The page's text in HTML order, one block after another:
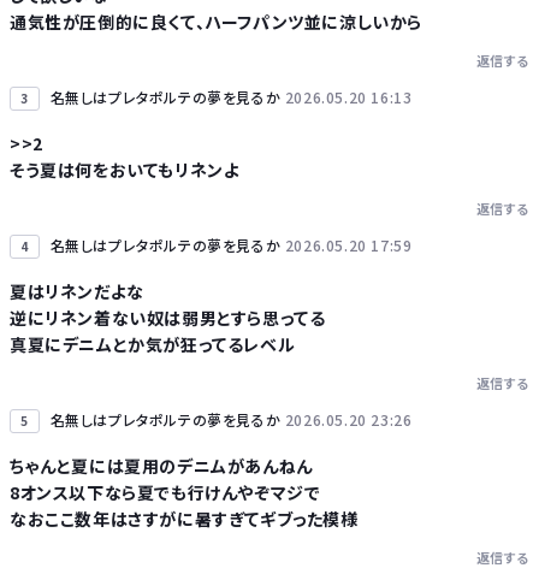
通気性が圧倒的に良くて、ハーフパンツ並に涼しいから
返信する
3 名無しはプレタポルテの夢を見るか 2026.05.20 16:13
>>2
そう夏は何をおいてもリネンよ
返信する
4 名無しはプレタポルテの夢を見るか 2026.05.20 17:59
夏はリネンだよな
逆にリネン着ない奴は弱男とすら思ってる
真夏にデニムとか気が狂ってるレベル
返信する
5 名無しはプレタポルテの夢を見るか 2026.05.20 23:26
ちゃんと夏には夏用のデニムがあんねん
8オンス以下なら夏でも行けんやぞマジで
なおここ数年はさすがに暑すぎてギブった模様
返信する